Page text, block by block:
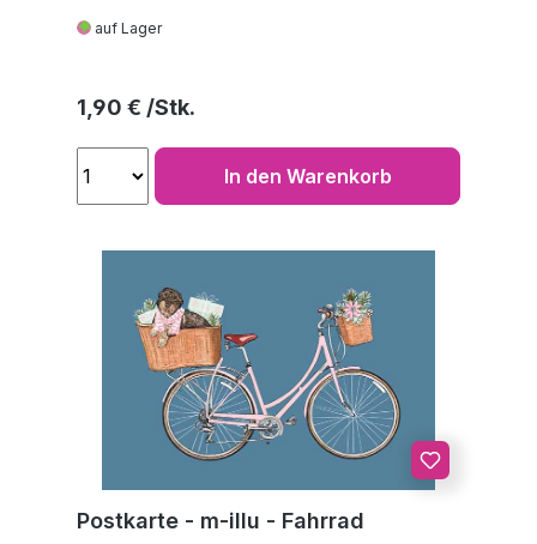
auf Lager
Regulärer Preis:
1,90 €
In den Warenkorb
Postkarte - m-illu - Fahrrad